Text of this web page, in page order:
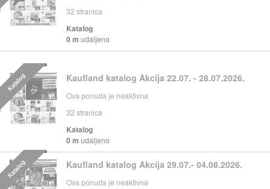
32 stranica
Katalog
0 m udaljeno
Kaufland katalog Akcija 22.07. - 28.07.2026.
Ova ponuda je neaktivna
32 stranica
Katalog
0 m udaljeno
Katalog
Kaufland katalog Akcija 29.07.- 04.08.2026.
Ova ponuda je neaktivna
Katalog